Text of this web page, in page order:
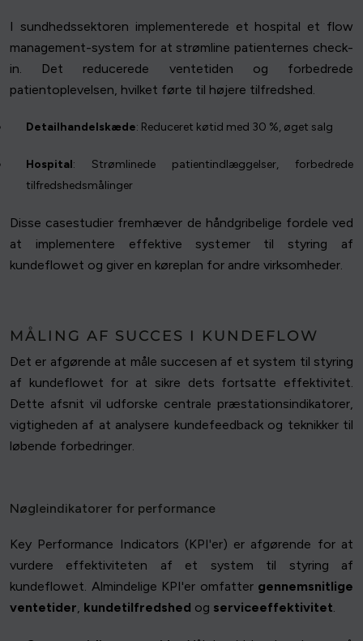
I sundhedssektoren implementerede et hospital et flow
management-system for at strømline patienternes check-
in. Det reducerede ventetiden og forbedrede
patientoplevelsen, hvilket førte til højere tilfredshed.
Detailhandelskæde: Reduceret køtid med 30 %, øget salg
Hospital: Strømlinede patientindlæggelser, forbedrede
tilfredshedsmålinger
Disse casestudier fremhæver de håndgribelige fordele ved
at implementere effektive systemer til styring af
kundeflowet og giver en køreplan for andre virksomheder.
MÅLING AF SUCCES I KUNDEFLOW
Det er afgørende at måle succesen af et system til styring
af kundeflowet for at sikre dets fortsatte effektivitet.
Dette afsnit vil udforske centrale præstationsindikatorer,
vigtigheden af at analysere kundefeedback og teknikker til
løbende forbedringer.
Nøgleindikatorer for performance
Key Performance Indicators (KPI'er) er afgørende for at
vurdere effektiviteten af et system til styring af
kundeflowet. Almindelige KPI'er omfatter gennemsnitlige
ventetider kundetilfredshed og serviceeffektivitet